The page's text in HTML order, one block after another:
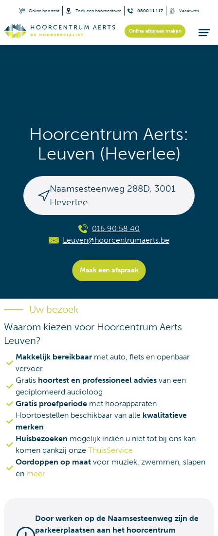
Online hoortest Zoek een hoorcentrum 0800 11 117 Vacatures
Online afspraak maken
Hoorcentrum Aerts:
Leuven (Heverlee)
Naamsesteenweg 288D, 3001
Heverlee
016 90 58 40
Leuven@hoorcentrumaerts.be
Maak een afspraak
Uw bezoek
Waarom kiezen voor Hoorcentrum Aerts
Leuven?
Makkelijk bereikbaar met auto, fiets en openbaar
vervoer
Gratis hoortest en professioneel advies van een
gediplomeerd audioloog
Gratis proefperiode met hoorapparaten
Hoortoestellen beschikbaar van alle kwalitatieve
merken
Huisbezoeken mogelijk indien u niet tot bij ons kan
komen dankzij onze ThuisService
Oordoppen op maat voor muziek, zwemmen, slapen
en meer
Door werken op de Naamsesteenweg zijn de
parkeerplaatsen aan het hoorcentrum